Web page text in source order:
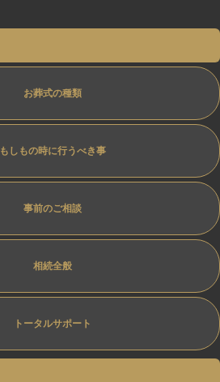
お葬式の種類
もしもの時に行うべき事
事前のご相談
相続全般
トータルサポート